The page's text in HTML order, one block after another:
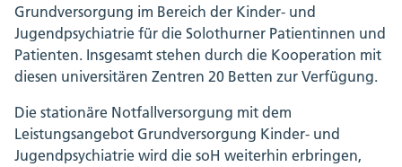
Grundversorgung im Bereich der Kinder- und
Jugendpsychiatrie für die Solothurner Patientinnen und
Patienten. Insgesamt stehen durch die Kooperation mit
diesen universitären Zentren 20 Betten zur Verfügung.
Die stationäre Notfallversorgung mit dem
Leistungsangebot Grundversorgung Kinder- und
Jugendpsychiatrie wird die soH weiterhin erbringen,